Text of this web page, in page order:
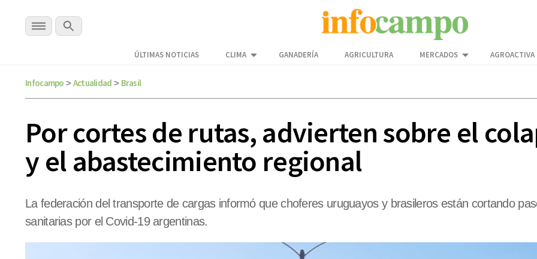
ÚLTIMAS NOTICIAS CLIMA GANADERÍA AGRICULTURA MERCADOS AGROACTIVA
Infocampo > Actualidad > Brasil
Por cortes de rutas, advierten sobre el
y el abastecimiento regional
La federación del transporte de cargas informó que choferes uruguayos y brasileros están cortando
sanitarias por el Covid-19 argentinas.